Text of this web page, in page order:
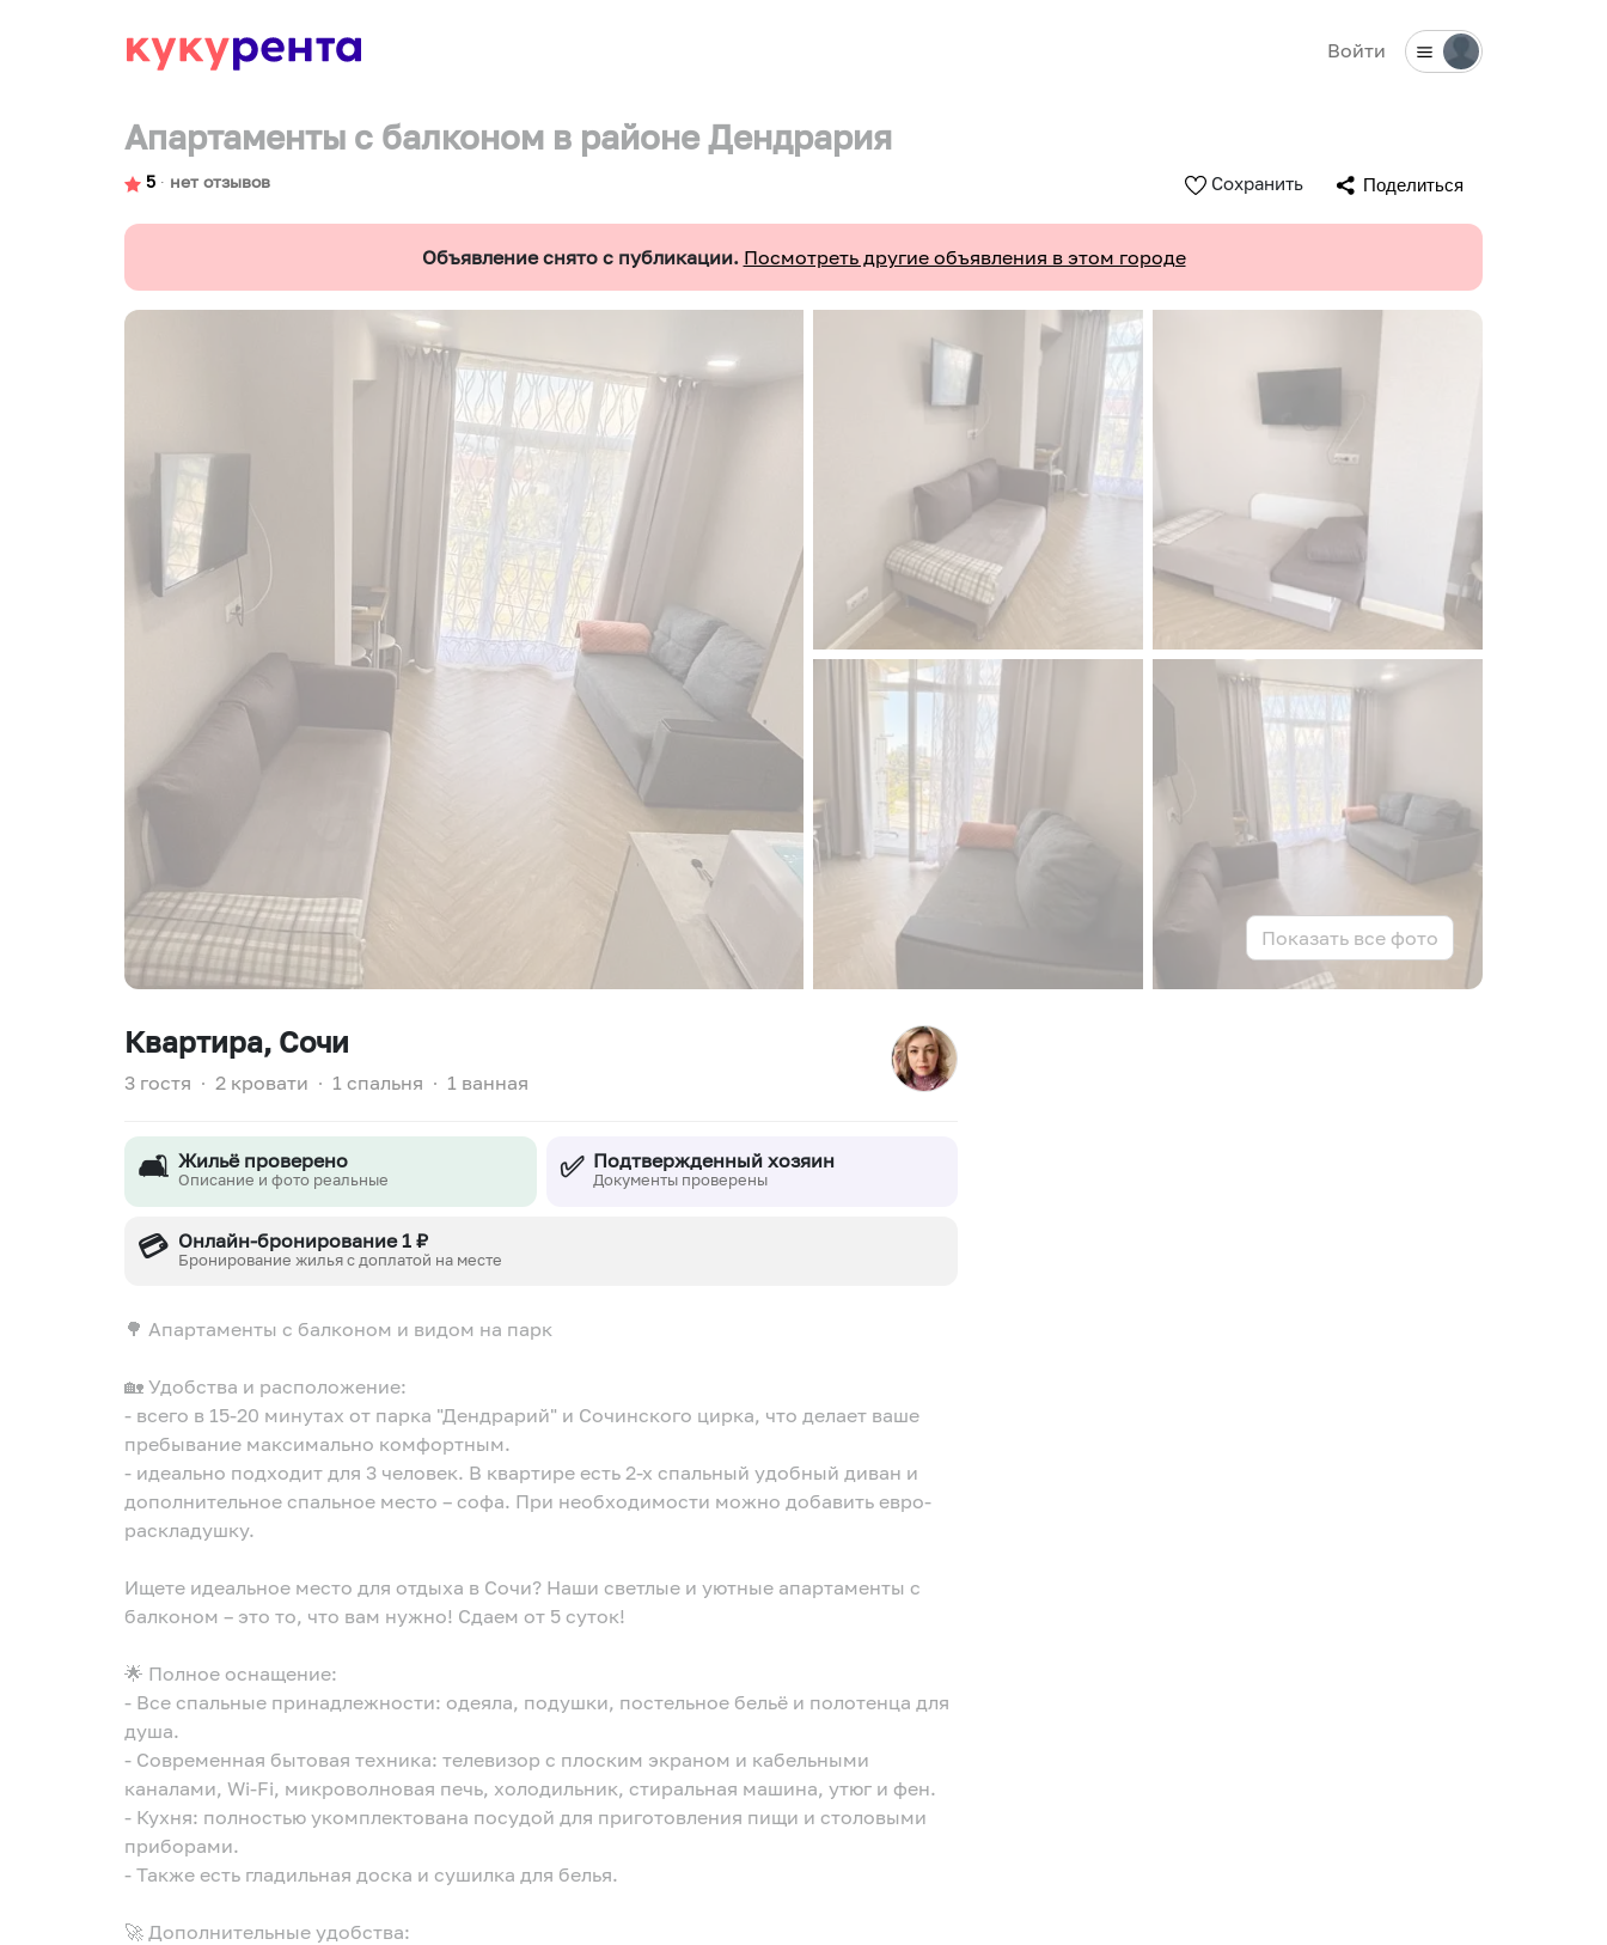
Войти
Апартаменты с балконом в районе Дендрария
5 ∙ нет отзывов Сохранить Поделиться
Объявление снято с публикации. Посмотреть другие объявления в этом городе
Показать все фото
Квартира, Сочи
3 гостя ∙ 2 кровати ∙ 1 спальня ∙ 1 ванная
🛋️ Жильё проверено
Описание и фото реальные ✅ Подтвержденный хозяин
Документы проверены
💳 Онлайн-бронирование 1 ₽
Бронирование жилья с доплатой на месте
🌳 Апартаменты с балконом и видом на парк
🏡 Удобства и расположение:
- всего в 15-20 минутах от парка "Дендрарий" и Сочинского цирка, что делает ваше
пребывание максимально комфортным.
- идеально подходит для 3 человек. В квартире есть 2-х спальный удобный диван и
дополнительное спальное место – софа. При необходимости можно добавить евро-
раскладушку.
Ищете идеальное место для отдыха в Сочи? Наши светлые и уютные апартаменты с
балконом – это то, что вам нужно! Сдаем от 5 суток!
🌟 Полное оснащение:
- Все спальные принадлежности: одеяла, подушки, постельное бельё и полотенца для
душа.
- Современная бытовая техника: телевизор с плоским экраном и кабельными
каналами, Wi-Fi, микроволновая печь, холодильник, стиральная машина, утюг и фен.
- Кухня: полностью укомплектована посудой для приготовления пищи и столовыми
приборами.
- Также есть гладильная доска и сушилка для белья.
🚀 Дополнительные удобства: